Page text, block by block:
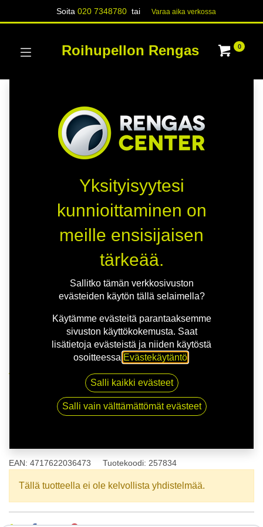
Soita020 7348780 tai Varaa aika verk​​​​ossa
Roihupellon Rengas 0
175/60R14 83H NANKANG SV-2 XL XL
175/60R14 83H NANKANG SV-
EAN: 4717622036473 Tuotekoodi: 257834
Tällä tuotteella ei ole kelvollista yhdistelmää.
Yksityisyytesi
kunnioittaminen on
meille ensisijaisen
tärkeää.
Sallitko tämän verkkosivuston
evästeiden käytön tällä selaimella?
Käytämme evästeitä parantaaksemme
sivuston käyttökokemusta. Saat
lisätietoja evästeistä ja niiden käytöstä
osoitteessa Evästekäytäntö
Salli kaikki evästeet
Salli vain välttämättömät evästeet